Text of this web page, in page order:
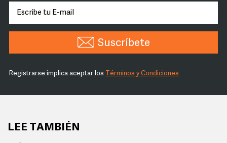
Suscríbete
Registrarse implica aceptar los Términos y Condiciones
LEE TAMBIÉN